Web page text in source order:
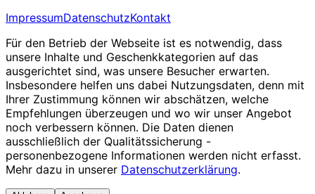
ImpressumDatenschutzKontakt
Für den Betrieb der Webseite ist es notwendig, dass
unsere Inhalte und Geschenkkategorien auf das
ausgerichtet sind, was unsere Besucher erwarten.
Insbesondere helfen uns dabei Nutzungsdaten, denn mit
Ihrer Zustimmung können wir abschätzen, welche
Empfehlungen überzeugen und wo wir unser Angebot
noch verbessern können. Die Daten dienen
ausschließlich der Qualitätssicherung -
personenbezogene Informationen werden nicht erfasst.
Mehr dazu in unserer Datenschutzerklärung.